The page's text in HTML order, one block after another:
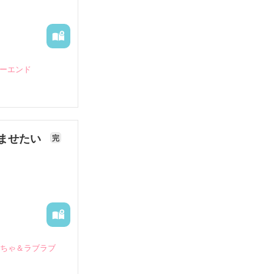
エンド
せたい 完
ゃ＆ラブラブ